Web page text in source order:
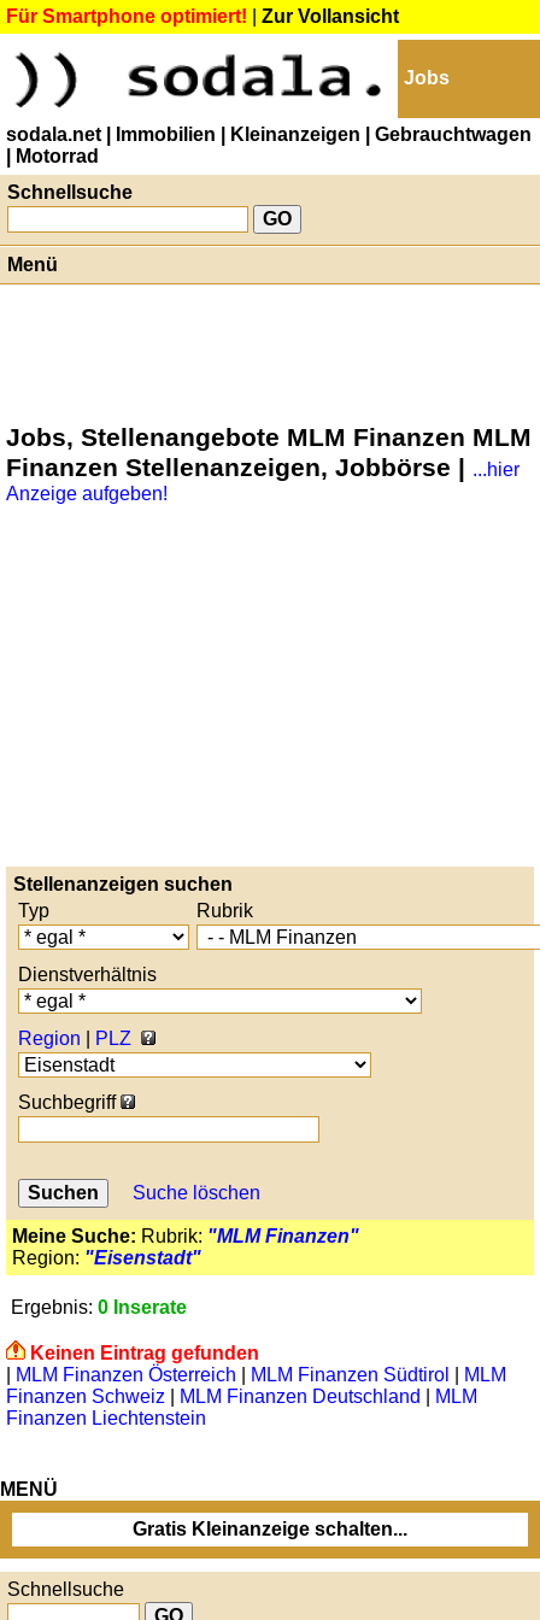
Für Smartphone optimiert! Zur Vollansicht
Jobs
sodala.net | Immobilien | Kleinanzeigen
| Gebrauchtwagen
| Motorrad
Schnellsuche
Menü
Jobs, Stellenangebote MLM Finanzen MLM
Finanzen Stellenanzeigen, Jobbörse | ...hier
Anzeige aufgeben!
Stellenanzeigen suchen
Typ
Rubrik
Dienstverhältnis
Region PLZ
Suchbegriff
Suche löschen
Meine Suche: Rubrik: "MLM Finanzen"
Region: "Eisenstadt"
Ergebnis: 0 Inserate
Keinen Eintrag gefunden
MLM Finanzen Österreich MLM Finanzen Südtirol
MLM
Finanzen Schweiz
MLM Finanzen Deutschland
MLM
Finanzen Liechtenstein
MENÜ
Gratis Kleinanzeige schalten...
Schnellsuche